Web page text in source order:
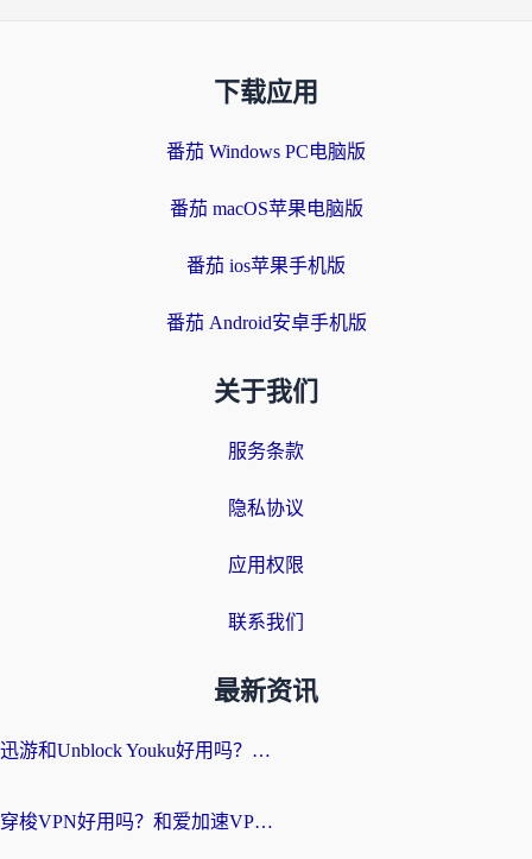
下载应用
番茄 Windows PC电脑版
番茄 macOS苹果电脑版
番茄 ios苹果手机版
番茄 Android安卓手机版
关于我们
服务条款
隐私协议
应用权限
联系我们
最新资讯
迅游和Unblock Youku好用吗？海外党亲测：3个维度教你选对回国加速器
穿梭VPN好用吗？和爱加速VPN对比哪个回国效果更好？海外党必看的实用指南